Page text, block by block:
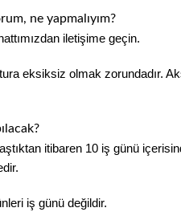
ne yapmalıyım?
iletişime geçin.
eksiksiz olmak zorundadır.
itibaren 10 iş günü
iş günü değildir.